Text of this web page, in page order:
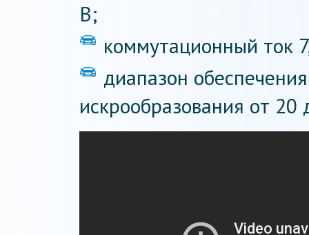
В;
коммутационный ток
диапазон
искрообразования от 20